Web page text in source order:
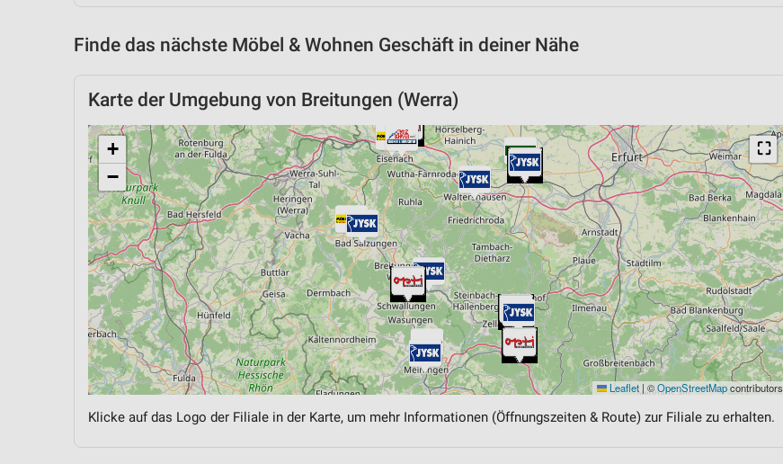
Finde das nächste Möbel & Wohnen Geschäft in deiner Nähe
Karte der Umgebung von Breitungen (Werra)
⛶
+
−
Leaflet| ©OpenStreetMapcontributors
Klicke auf das Logo der Filiale in der Karte, um mehr Informationen (Öffnungszeiten & Route) zur Filiale zu erhalten.